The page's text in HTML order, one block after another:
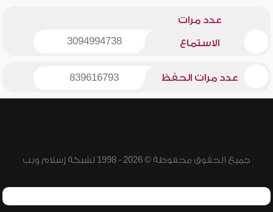
عدد مرات
الاستماع 3094994738
عدد مرات الحفظ 839616793
جميع الحقوق محفوظة © 2026 - 1998 لشبكة إسلام ويب